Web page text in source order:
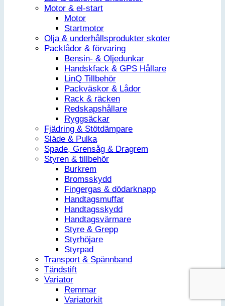
Motor & el-start
Motor
Startmotor
Olja & underhållsprodukter skoter
Packlådor & förvaring
Bensin- & Oljedunkar
Handskfack & GPS Hållare
LinQ Tillbehör
Packväskor & Lådor
Rack & räcken
Redskapshållare
Ryggsäckar
Fjädring & Stötdämpare
Släde & Pulka
Spade, Grensåg & Dragrem
Styren & tillbehör
Burkrem
Bromsskydd
Fingergas & dödarknapp
Handtagsmuffar
Handtagsskydd
Handtagsvärmare
Styre & Grepp
Styrhöjare
Styrpad
Transport & Spännband
Tändstift
Variator
Remmar
Variatorkit